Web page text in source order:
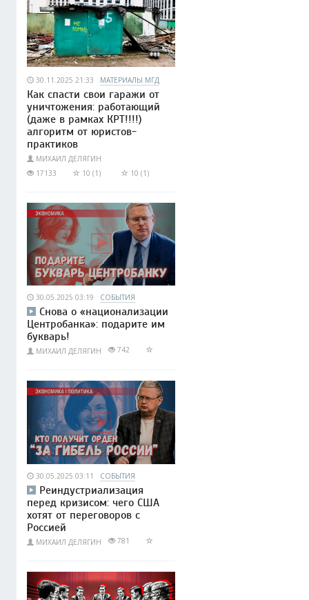
30.11.2025 21:33 МАТЕРИАЛЫ МГД
Как спасти свои гаражи от
уничтожения: работающий
(даже в рамках КРТ!!!!)
алгоритм от юристов-
практиков
МИХАИЛ ДЕЛЯГИН
17133
10 (1) 10 (1)
30.05.2025 03:19 СОБЫТИЯ
Снова о «национализации
Центробанка»: подарите им
букварь!
МИХАИЛ ДЕЛЯГИН 742
30.05.2025 03:11 СОБЫТИЯ
Реиндустриализация
перед кризисом: чего США
хотят от переговоров с
Россией
МИХАИЛ ДЕЛЯГИН 781